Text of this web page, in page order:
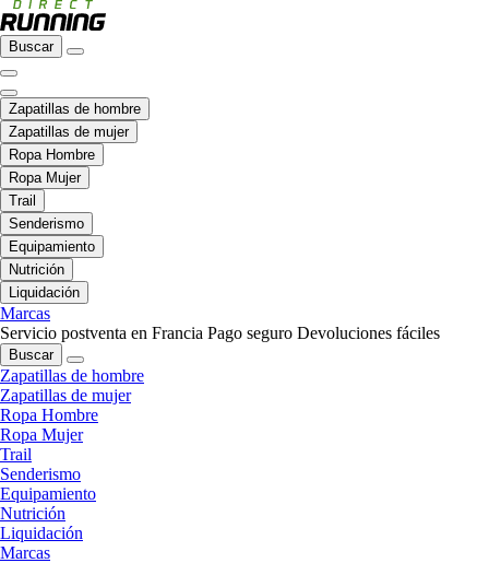
Buscar
Zapatillas de hombre
Zapatillas de mujer
Ropa Hombre
Ropa Mujer
Trail
Senderismo
Equipamiento
Nutrición
Liquidación
Marcas
Servicio postventa en Francia Pago seguro Devoluciones fáciles
Buscar
Zapatillas de hombre
Zapatillas de mujer
Ropa Hombre
Ropa Mujer
Trail
Senderismo
Equipamiento
Nutrición
Liquidación
Marcas